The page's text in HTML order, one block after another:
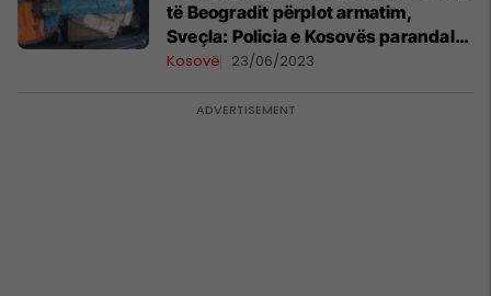
të Beogradit përplot armatim,
Sveçla: Policia e Kosovës parandaloi
sulm terrorist
Kosovë 23/06/2023